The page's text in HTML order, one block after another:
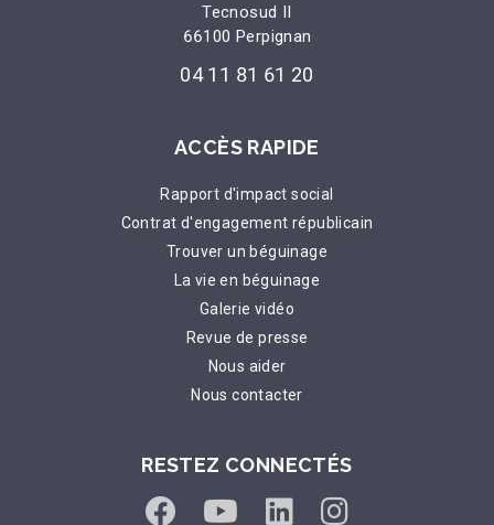
Tecnosud II
66100 Perpignan
04 11 81 61 20
ACCÈS RAPIDE
Rapport d'impact social
Contrat d'engagement républicain
Trouver un béguinage
La vie en béguinage
Galerie vidéo
Revue de presse
Nous aider
Nous contacter
RESTEZ CONNECTÉS